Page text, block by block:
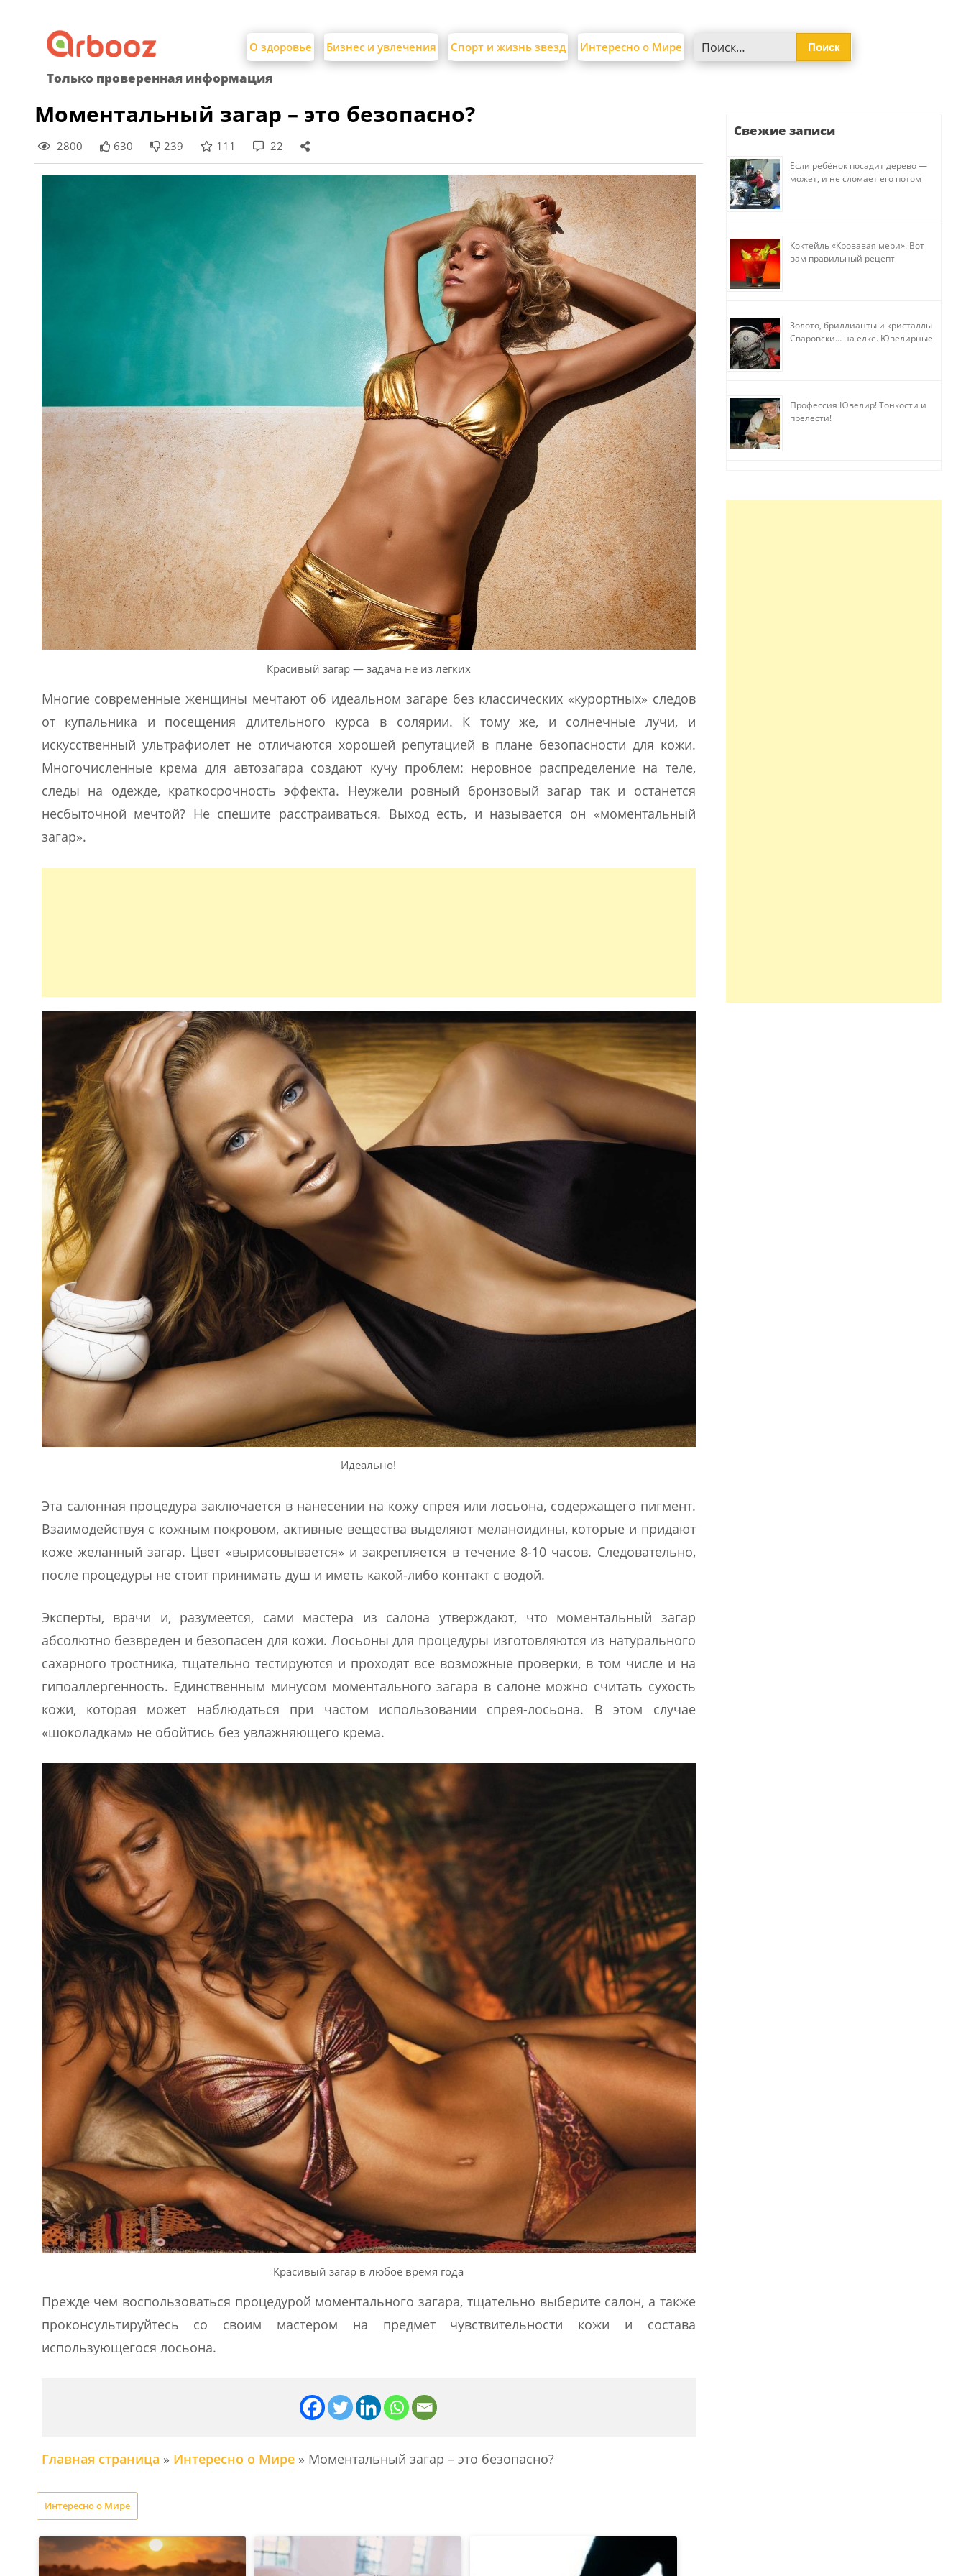
content
О здоровье Бизнес и увлечения Спорт и жизнь звезд Интересно о Мире
Только проверенная информация
Моментальный загар – это безопасно?
2800 630 239 111 22
Красивый загар — задача не из легких
Многие современные женщины мечтают об идеальном загаре без классических «курортных» следов
от купальника и посещения длительного курса в солярии. К тому же, и солнечные лучи, и
искусственный ультрафиолет не отличаются хорошей репутацией в плане безопасности для кожи.
Многочисленные крема для автозагара создают кучу проблем: неровное распределение на теле,
следы на одежде, краткосрочность эффекта. Неужели ровный бронзовый загар так и останется
несбыточной мечтой? Не спешите расстраиваться. Выход есть, и называется он «моментальный
загар».
Идеально!
Эта салонная процедура заключается в нанесении на кожу спрея или лосьона, содержащего пигмент.
Взаимодействуя с кожным покровом, активные вещества выделяют меланоидины, которые и придают
коже желанный загар. Цвет «вырисовывается» и закрепляется в течение 8-10 часов. Следовательно,
после процедуры не стоит принимать душ и иметь какой-либо контакт с водой.
Эксперты, врачи и, разумеется, сами мастера из салона утверждают, что моментальный загар
абсолютно безвреден и безопасен для кожи. Лосьоны для процедуры изготовляются из натурального
сахарного тростника, тщательно тестируются и проходят все возможные проверки, в том числе и на
гипоаллергенность. Единственным минусом моментального загара в салоне можно считать сухость
кожи, которая может наблюдаться при частом использовании спрея-лосьона. В этом случае
«шоколадкам» не обойтись без увлажняющего крема.
Красивый загар в любое время года
Прежде чем воспользоваться процедурой моментального загара, тщательно выберите салон, а также
проконсультируйтесь со своим мастером на предмет чувствительности кожи и состава
использующегося лосьона.
Главная страница » Интересно о Мире» Моментальный загар – это безопасно?
Интересно о Мире
Свежие записи
Если ребёнок посадит дерево —
может, и не сломает его потом
Коктейль «Кровавая мери». Вот
вам правильный рецепт
Золото, бриллианты и кристаллы
Сваровски… на елке. Ювелирные
Профессия Ювелир! Тонкости и
прелести!